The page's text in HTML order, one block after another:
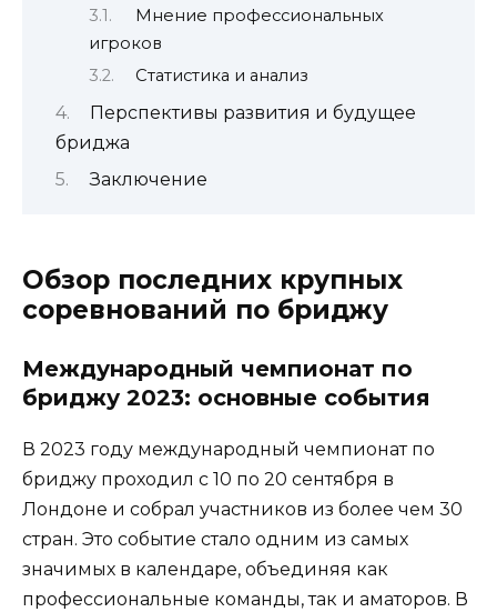
Мнение профессиональных
игроков
Статистика и анализ
Перспективы развития и будущее
бриджа
Заключение
Обзор последних крупных
соревнований по бриджу
Международный чемпионат по
бриджу 2023: основные события
В 2023 году международный чемпионат по
бриджу проходил с 10 по 20 сентября в
Лондоне и собрал участников из более чем 30
стран. Это событие стало одним из самых
значимых в календаре, объединяя как
профессиональные команды, так и аматоров. В